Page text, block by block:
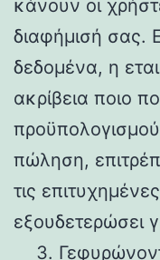
κάνουν οι
διαφήμισή σας.
δεδομένα, η
ακρίβεια ποιο
πώληση,
τις
εξουδετερώσει